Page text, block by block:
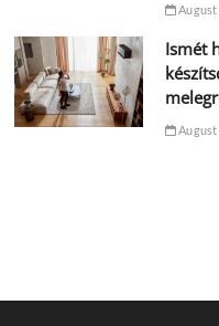
August
Ismét
August